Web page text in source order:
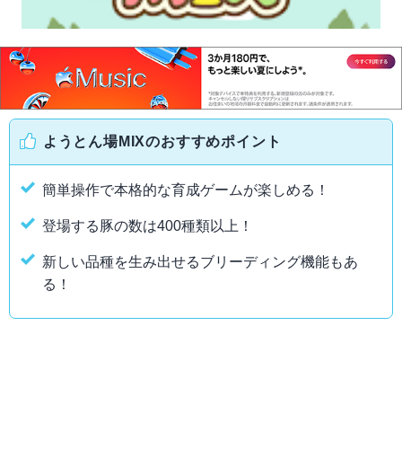
ようとん場MIXのおすすめポイント
簡単操作で本格的な育成ゲームが楽しめる！
登場する豚の数は400種類以上！
新しい品種を生み出せるブリーディング機能もあ
る！